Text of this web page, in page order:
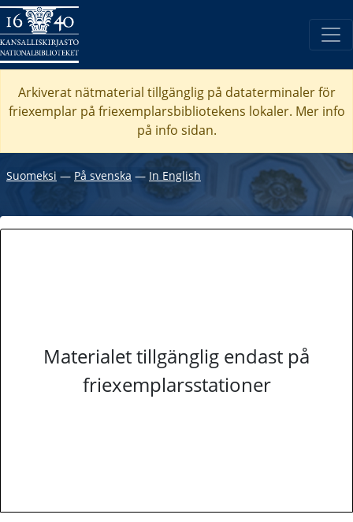
Arkiverat nätmaterial tillgänglig på dataterminaler för
friexemplar på friexemplarsbibliotekens lokaler. Mer info
på info sidan.
Suomeksi ― På svenska ― In English
Materialet tillgänglig endast på
friexemplarsstationer